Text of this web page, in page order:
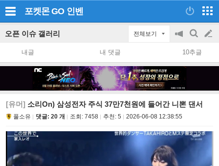
포켓몬 GO 인벤
오픈 이슈 갤러리 전체보기
공
지
on/off
검
색
글
쓰
내글 내 댓글 10추글
[유머] 소리On) 삼성전자 주식 37만7천원에 들어간 니뽄 댄서
풀소유 댓글: 20 개 조회: 7458 추천: 5 2026-06-08 12:38:55